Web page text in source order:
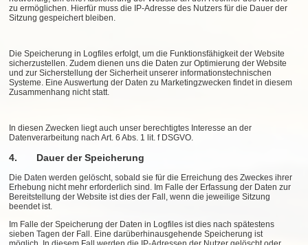
zu ermöglichen. Hierfür muss die IP-Adresse des Nutzers für die Dauer der
Sitzung gespeichert bleiben.
Die Speicherung in Logfiles erfolgt, um die Funktionsfähigkeit der Website
sicherzustellen. Zudem dienen uns die Daten zur Optimierung der Website
und zur Sicherstellung der Sicherheit unserer informationstechnischen
Systeme. Eine Auswertung der Daten zu Marketingzwecken findet in diesem
Zusammenhang nicht statt.
In diesen Zwecken liegt auch unser berechtigtes Interesse an der
Datenverarbeitung nach Art. 6 Abs. 1 lit. f DSGVO.
4. Dauer der Speicherung
Die Daten werden gelöscht, sobald sie für die Erreichung des Zweckes ihrer
Erhebung nicht mehr erforderlich sind. Im Falle der Erfassung der Daten zur
Bereitstellung der Website ist dies der Fall, wenn die jeweilige Sitzung
beendet ist.
Im Falle der Speicherung der Daten in Logfiles ist dies nach spätestens
sieben Tagen der Fall. Eine darüberhinausgehende Speicherung ist